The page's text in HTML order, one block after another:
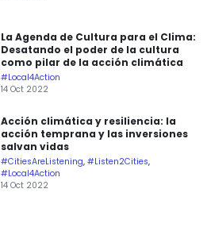
La Agenda de Cultura para el Clima:
Desatando el poder de la cultura
como pilar de la acción climática
#Local4Action
14 Oct 2022
Acción climática y resiliencia: la
acción temprana y las inversiones
salvan vidas
#CitiesAreListening, #Listen2Cities,
#Local4Action
14 Oct 2022